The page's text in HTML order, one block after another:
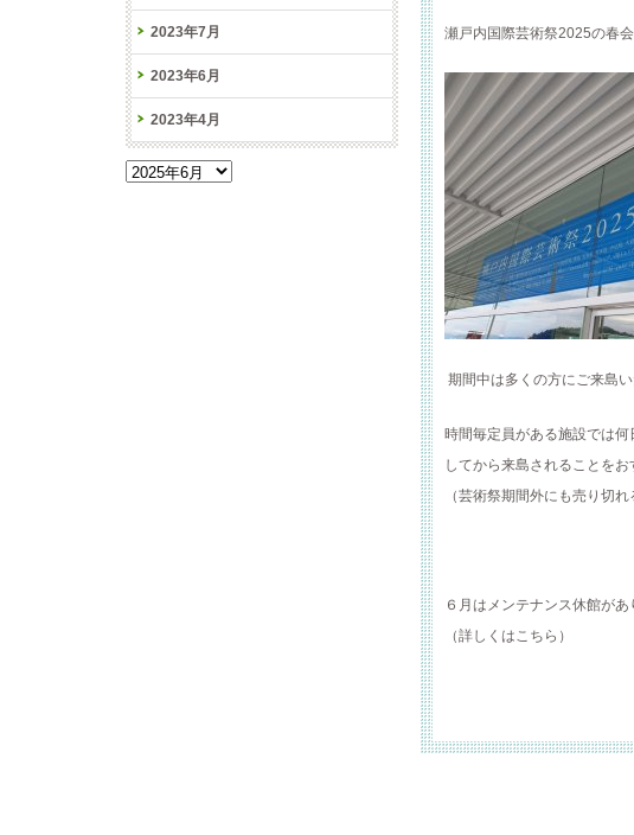
瀬戸内国際芸術祭2025の春
期間中は多くの方にご来島
時間毎定員がある施設では
してから来島されることをお
（芸術祭期間外にも売り切れ
６月はメンテナンス休館が
（詳しくはこちら ）
2023年7月
2023年6月
2023年4月